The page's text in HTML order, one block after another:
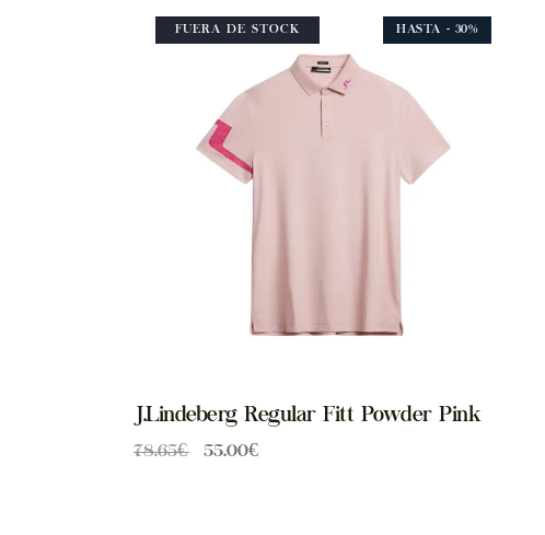
FUERA DE STOCK HASTA - 30%
J.Lindeberg Regular Fitt Powder Pink
78.65€ 55.00€